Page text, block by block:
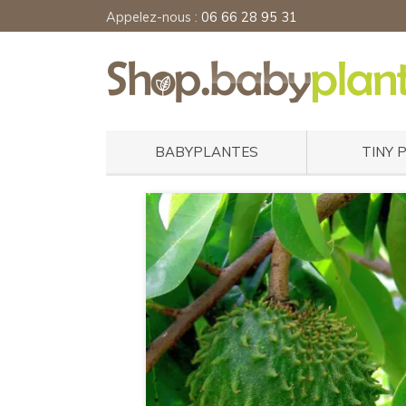
Appelez-nous : 06 66 28 95 31
BABYPLANTES TINY